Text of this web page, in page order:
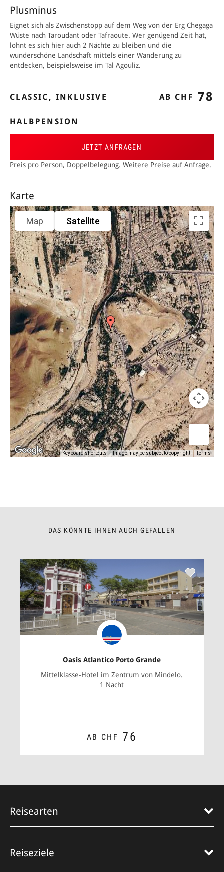
Plusminus
Eignet sich als Zwischenstopp auf dem Weg von der Erg Chegaga
Wüste nach Taroudant oder Tafraoute. Wer genügend Zeit hat,
lohnt es sich hier auch 2 Nächte zu bleiben und die
wunderschöne Landschaft mittels einer Wanderung zu
entdecken, beispielsweise im Tal Agouliz.
CLASSIC, INKLUSIVE
HALBPENSION
AB CHF 78
JETZT ANFRAGEN
Preis pro Person, Doppelbelegung. Weitere Preise auf Anfrage.
Karte
Map Satellite
Keyboard shortcuts Image may be subject to copyright Terms
DAS KÖNNTE IHNEN AUCH GEFALLEN
Oasis Atlantico Porto Grande
Mittelklasse-Hotel im Zentrum von Mindelo.
1 Nacht
AB CHF 76
Reisearten
Reiseziele